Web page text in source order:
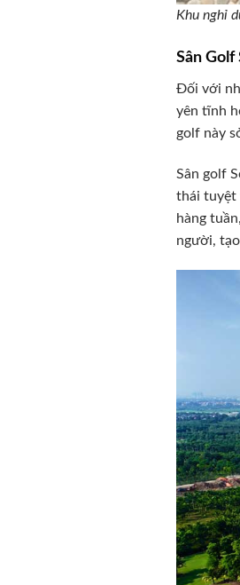
Khu nghỉ
Sân Golf
Đối với
yên tĩnh
golf này
Sân golf
thái tuyệt
hàng
người,